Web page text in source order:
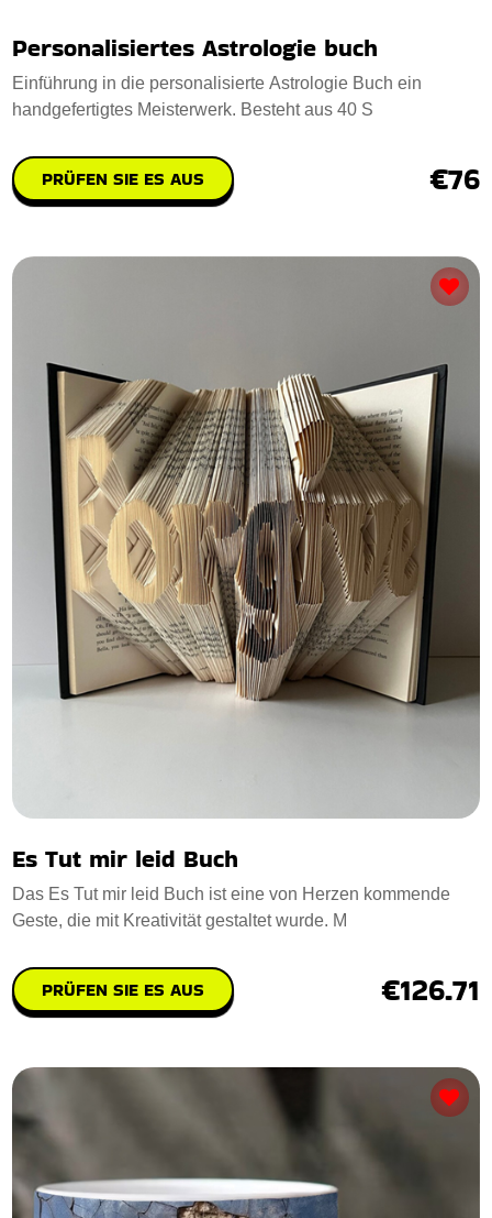
Personalisiertes Astrologie buch
Einführung in die personalisierte Astrologie Buch ein
handgefertigtes Meisterwerk. Besteht aus 40 S
PRÜFEN SIE ES AUS €76
Es Tut mir leid Buch
Das Es Tut mir leid Buch ist eine von Herzen kommende
Geste, die mit Kreativität gestaltet wurde. M
PRÜFEN SIE ES AUS €126.71